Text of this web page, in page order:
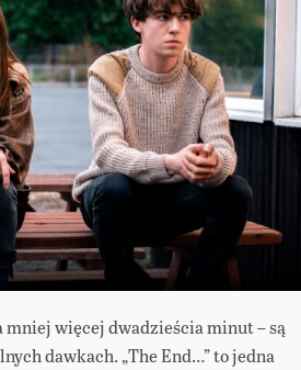
więcej dwadzieścia minut – są
dawkach. „The End…” to jedna